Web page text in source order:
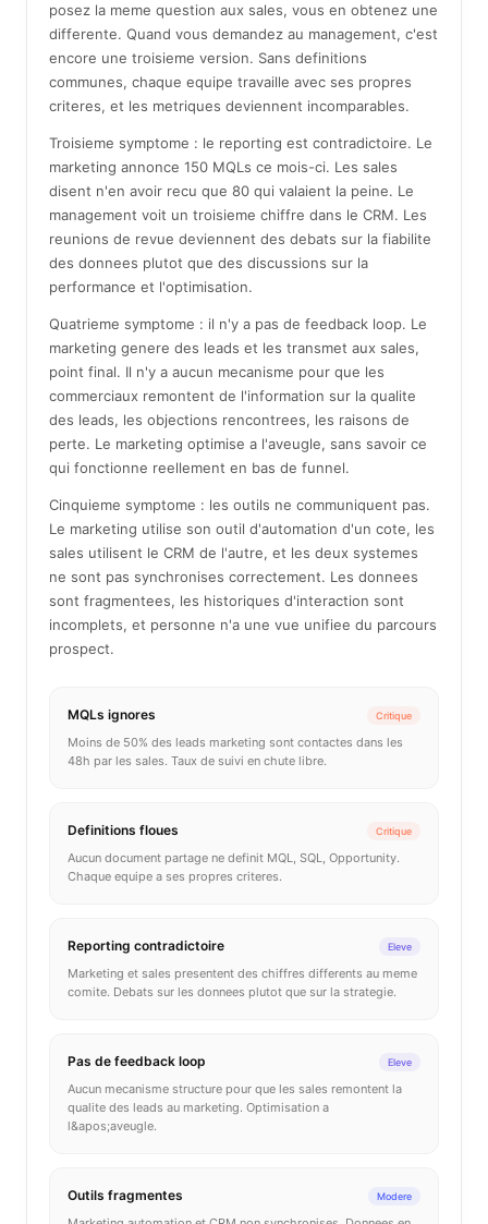
posez la meme question aux sales, vous en obtenez une
differente. Quand vous demandez au management, c'est
encore une troisieme version. Sans definitions
communes, chaque equipe travaille avec ses propres
criteres, et les metriques deviennent incomparables.
Troisieme symptome : le reporting est contradictoire. Le
marketing annonce 150 MQLs ce mois-ci. Les sales
disent n'en avoir recu que 80 qui valaient la peine. Le
management voit un troisieme chiffre dans le CRM. Les
reunions de revue deviennent des debats sur la fiabilite
des donnees plutot que des discussions sur la
performance et l'optimisation.
Quatrieme symptome : il n'y a pas de feedback loop. Le
marketing genere des leads et les transmet aux sales,
point final. Il n'y a aucun mecanisme pour que les
commerciaux remontent de l'information sur la qualite
des leads, les objections rencontrees, les raisons de
perte. Le marketing optimise a l'aveugle, sans savoir ce
qui fonctionne reellement en bas de funnel.
Cinquieme symptome : les outils ne communiquent pas.
Le marketing utilise son outil d'automation d'un cote, les
sales utilisent le CRM de l'autre, et les deux systemes
ne sont pas synchronises correctement. Les donnees
sont fragmentees, les historiques d'interaction sont
incomplets, et personne n'a une vue unifiee du parcours
prospect.
MQLs ignores Critique
Moins de 50% des leads marketing sont contactes dans les
48h par les sales. Taux de suivi en chute libre.
Definitions floues Critique
Aucun document partage ne definit MQL, SQL, Opportunity.
Chaque equipe a ses propres criteres.
Reporting contradictoire Eleve
Marketing et sales presentent des chiffres differents au meme
comite. Debats sur les donnees plutot que sur la strategie.
Pas de feedback loop Eleve
Aucun mecanisme structure pour que les sales remontent la
qualite des leads au marketing. Optimisation a
l&apos;aveugle.
Outils fragmentes Modere